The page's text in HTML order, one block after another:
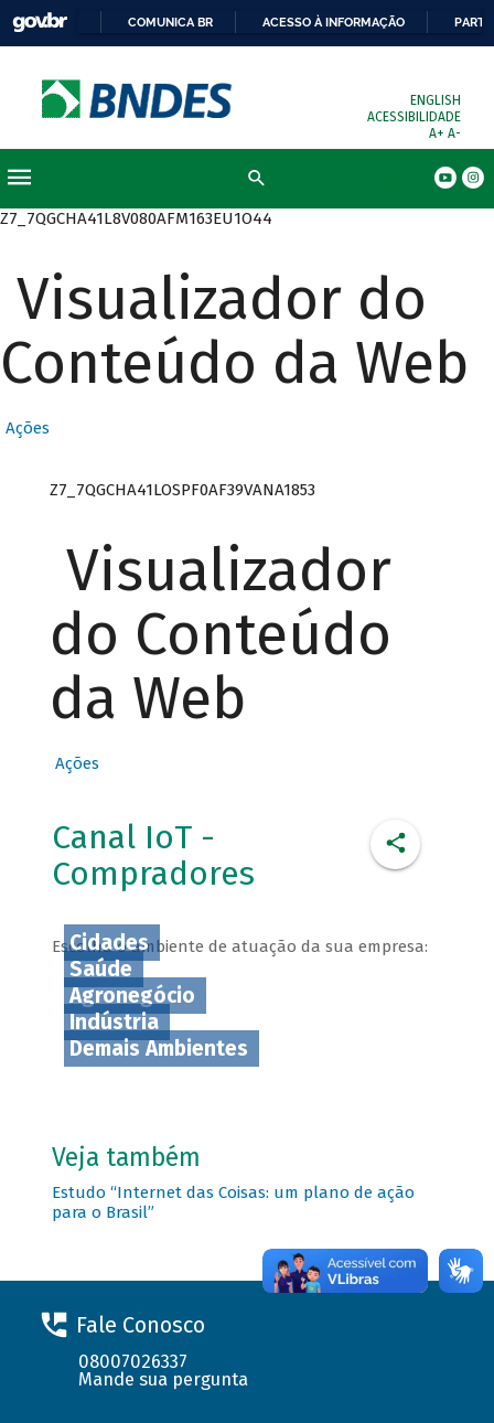
COMUNICA BR ACESSO À INFORMAÇÃO
ENGLISH
ACESSIBILIDADE
A+ A-
Z7_7QGCHA41L8V080AFM163EU1O44
Visualizador do
Conteúdo da Web
Ações
Z7_7QGCHA41LOSPF0AF39VANA1853
Visualizador
do Conteúdo
da Web
Ações
Canal IoT -
Compradores
Escolha o ambiente de atuação da sua empresa:
Cidades
Saúde
Agronegócio
Indústria
Demais Ambientes
Veja também
Estudo “Internet das Coisas: um plano de ação
para o Brasil”
Fale Conosco
08007026337
Mande sua pergunta